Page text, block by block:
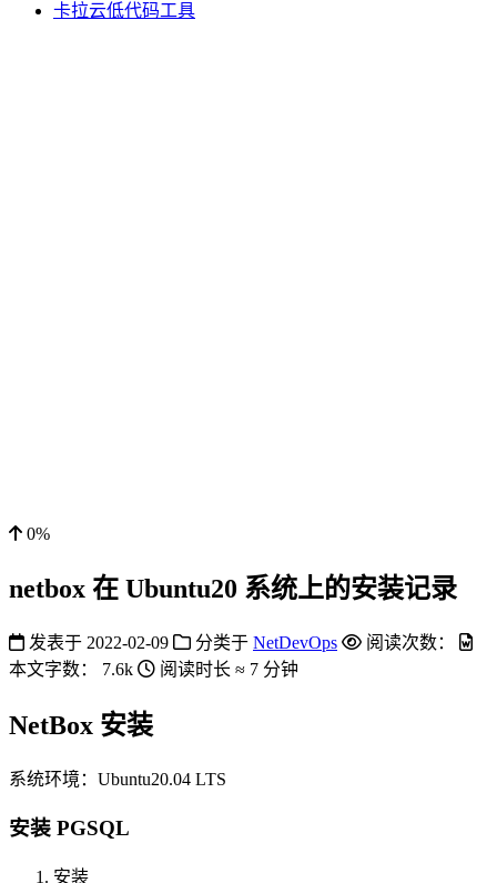
卡拉云低代码工具
0%
netbox 在 Ubuntu20 系统上的安装记录
发表于 2022-02-09 分类于 NetDevOps
阅读次数：
本文字数：
7.6k 阅读时长 ≈ 7 分钟
NetBox 安装
系统环境：Ubuntu20.04 LTS
安装 PGSQL
安装